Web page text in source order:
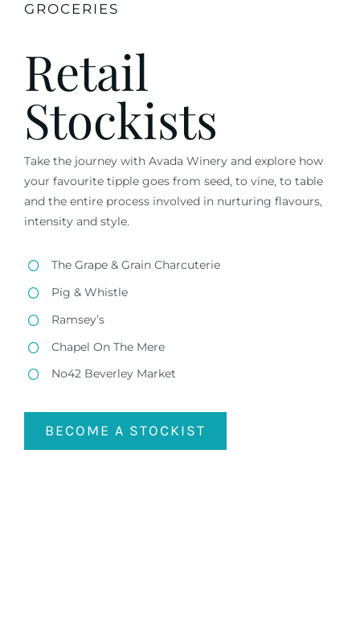
GROCERIES
Retail
Stockists
Take the journey with Avada Winery and explore how
your favourite tipple goes from seed, to vine, to table
and the entire process involved in nurturing flavours,
intensity and style.
The Grape & Grain Charcuterie
Pig & Whistle
Ramsey’s
Chapel On The Mere
No42 Beverley Market
BECOME A STOCKIST